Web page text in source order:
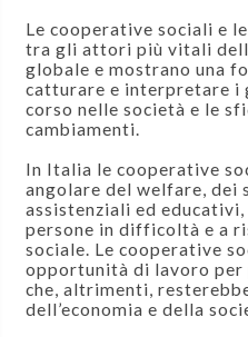
Le cooperative sociali e
tra gli attori più vitali
globale e mostrano una
catturare e interpretare i
corso nelle società e le
cambiamenti.
In Italia le cooperative
angolare del welfare, dei
assistenziali ed
persone in difficoltà e a
sociale. Le cooperative
opportunità di lavoro per
che, altrimenti,
dell’economia e della